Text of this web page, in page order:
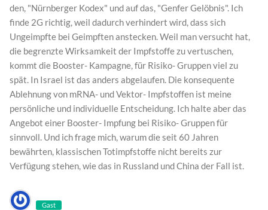
den, "Nürnberger Kodex" und auf das, "Genfer Gelöbnis". Ich
finde 2G richtig, weil dadurch verhindert wird, dass sich
Ungeimpfte bei Geimpften anstecken. Weil man versucht hat,
die begrenzte Wirksamkeit der Impfstoffe zu vertuschen,
kommt die Booster- Kampagne, für Risiko- Gruppen viel zu
spät. In Israel ist das anders abgelaufen. Die konsequente
Ablehnung von mRNA- und Vektor- Impfstoffen ist meine
persönliche und individuelle Entscheidung. Ich halte aber das
Angebot einer Booster- Impfung bei Risiko- Gruppen für
sinnvoll. Und ich frage mich, warum die seit 60 Jahren
bewährten, klassischen Totimpfstoffe nicht bereits zur
Verfügung stehen, wie das in Russland und China der Fall ist.
Gast